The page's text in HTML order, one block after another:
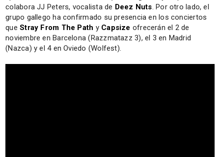
colabora JJ Peters, vocalista de Deez Nuts. Por otro lado, el
grupo gallego ha confirmado su presencia en los conciertos
queStray From The Path y Capsize ofrecerán el 2 de
noviembre en Barcelona (Razzmatazz 3), el 3 en Madrid
(Nazca) y el 4 en Oviedo (Wolfest).